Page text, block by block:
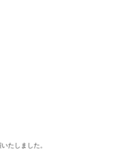
たしました。